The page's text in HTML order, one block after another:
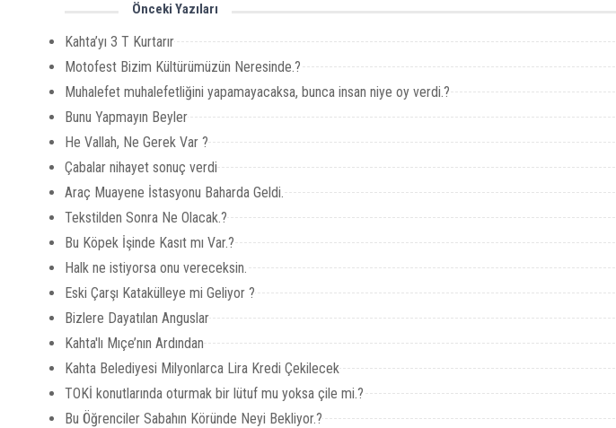
Önceki Yazıları
Kahta’yı 3 T Kurtarır
Motofest Bizim Kültürümüzün Neresinde.?
Muhalefet muhalefetliğini yapamayacaksa, bunca insan niye oy verdi.?
Bunu Yapmayın Beyler
He Vallah, Ne Gerek Var ?
Çabalar nihayet sonuç verdi
Araç Muayene İstasyonu Baharda Geldi.
Tekstilden Sonra Ne Olacak.?
Bu Köpek İşinde Kasıt mı Var.?
Halk ne istiyorsa onu vereceksin.
Eski Çarşı Katakülleye mi Geliyor ?
Bizlere Dayatılan Anguslar
Kahta'lı Mıçe’nın Ardından
Kahta Belediyesi Milyonlarca Lira Kredi Çekilecek
TOKİ konutlarında oturmak bir lütuf mu yoksa çile mi.?
Bu Öğrenciler Sabahın Köründe Neyi Bekliyor.?